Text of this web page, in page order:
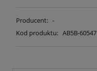
Producent: -
Kod produktu: AB5B-60547